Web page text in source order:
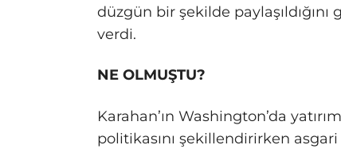
düzgün bir şekilde
verdi.
NE OLMUŞTU?
Karahan’ın Washington’da
politikasını şekillendirirken